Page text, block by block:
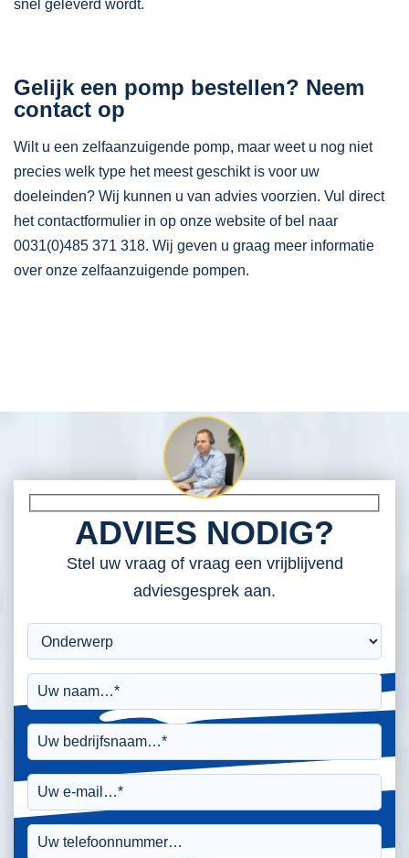
snel geleverd wordt.
Gelijk een pomp bestellen? Neem
contact op
Wilt u een zelfaanzuigende pomp, maar weet u nog niet
precies welk type het meest geschikt is voor uw
doeleinden? Wij kunnen u van advies voorzien. Vul direct
het contactformulier in op onze website of bel naar
0031(0)485 371 318. Wij geven u graag meer informatie
over onze zelfaanzuigende pompen.
ADVIES NODIG?
Stel uw vraag of vraag een vrijblijvend
adviesgesprek aan.